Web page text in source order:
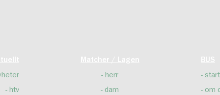
htv
Matcher / Lagen
herr
dam
BUS
start
om